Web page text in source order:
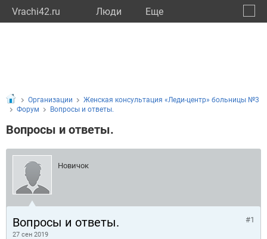
Vrachi42.ru Люди Eще
Организации
Женская консультация «Леди-центр» больницы №3
Форум
Вопросы и ответы.
Вопросы и ответы.
Новичок
Вопросы и ответы.
27 сен 2019
#1